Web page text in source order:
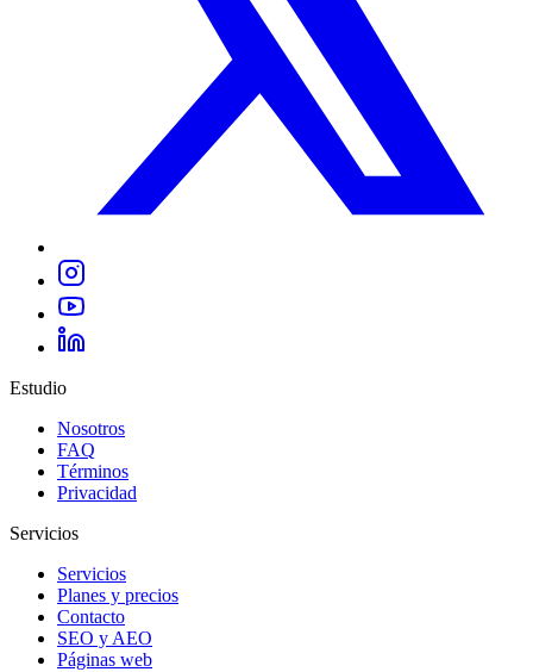
Estudio
Nosotros
FAQ
Términos
Privacidad
Servicios
Servicios
Planes y precios
Contacto
SEO y AEO
Páginas web